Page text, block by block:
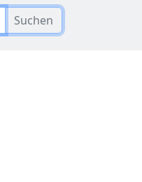
Suchen